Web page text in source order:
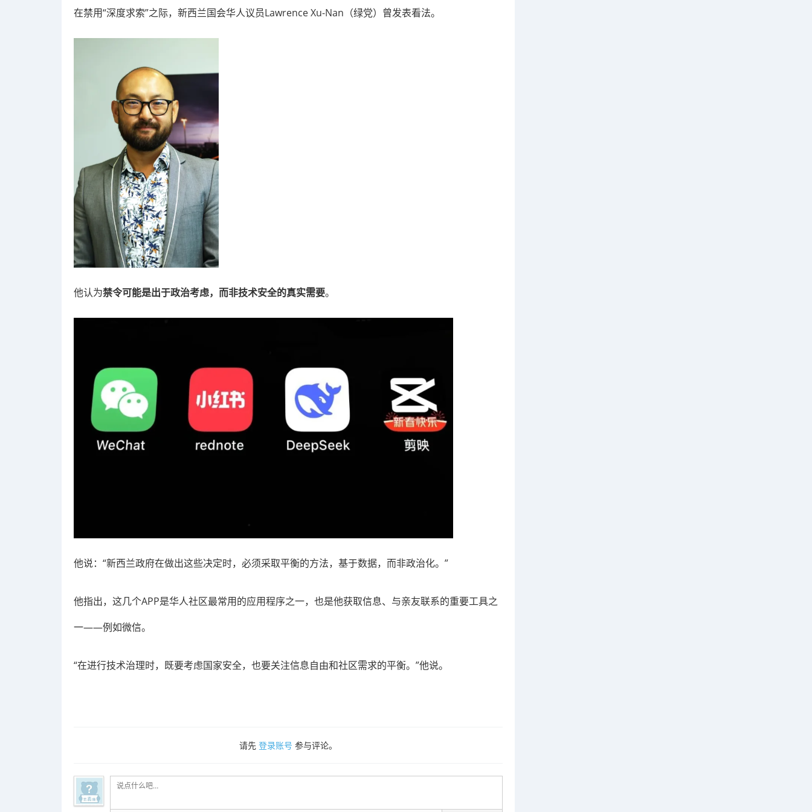
在禁用“深度求索”之际，新西兰国会华人议员Lawrence Xu-Nan（绿党）曾发表看法。
他认为禁令可能是出于政治考虑，而非技术安全的真实需要。
他说：“新西兰政府在做出这些决定时，必须采取平衡的方法，基于数据，而非政治化。”
他指出，这几个APP是华人社区最常用的应用程序之一，也是他获取信息、与亲友联系的重要工具之
一——例如微信。
“在进行技术治理时，既要考虑国家安全，也要关注信息自由和社区需求的平衡。”他说。
请先 登录账号 参与评论。